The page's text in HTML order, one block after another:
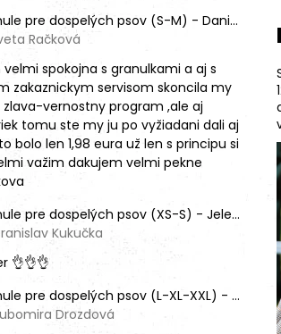
Granule pre dospelých psov (S-M) - Daniel škvrnitý (SENSITIVE)
produktu je 5 z 5 hviezdičiek.
Račková
velmi spokojna s granulkami a aj s
zakaznickym servisom skoncila my
vernostny program ,ale aj
tomu ste my ju po vyžiadani dali aj
bolo len 1,98 eura už len s principu si
važim dakujem velmi pekne
Granule pre dospelých psov (XS-S) - Jeleň lesný (SENSITIVE) 9kg
produktu je 5 z 5 hviezdičiek.
Kukučka
👌👌👌
Granule pre dospelých psov (L-XL-XXL) - Mix rôznych príchutí (3ks)
produktu je 5 z 5 hviezdičiek.
Drozdová